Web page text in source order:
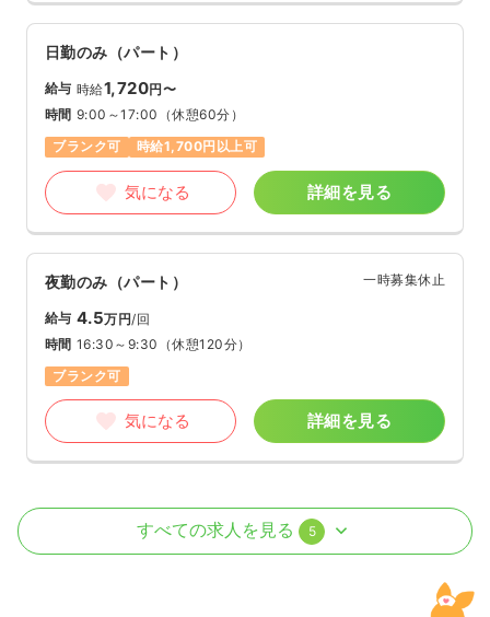
日勤のみ（パート）
給与 時給1,720円〜
時間 9:00～17:00 （休憩60分）
ブランク可
時給1,700円以上可
気になる 詳細を見る
夜勤のみ（パート） 一時募集休止
給与 4.5万円/回
時間 16:30～9:30 （休憩120分）
ブランク可
気になる 詳細を見る
病棟 正看護師 / 管理職すべての求人を見る 5